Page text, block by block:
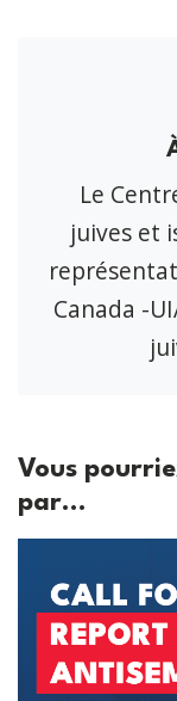
Le
juives et
Canada -
Vous
par...